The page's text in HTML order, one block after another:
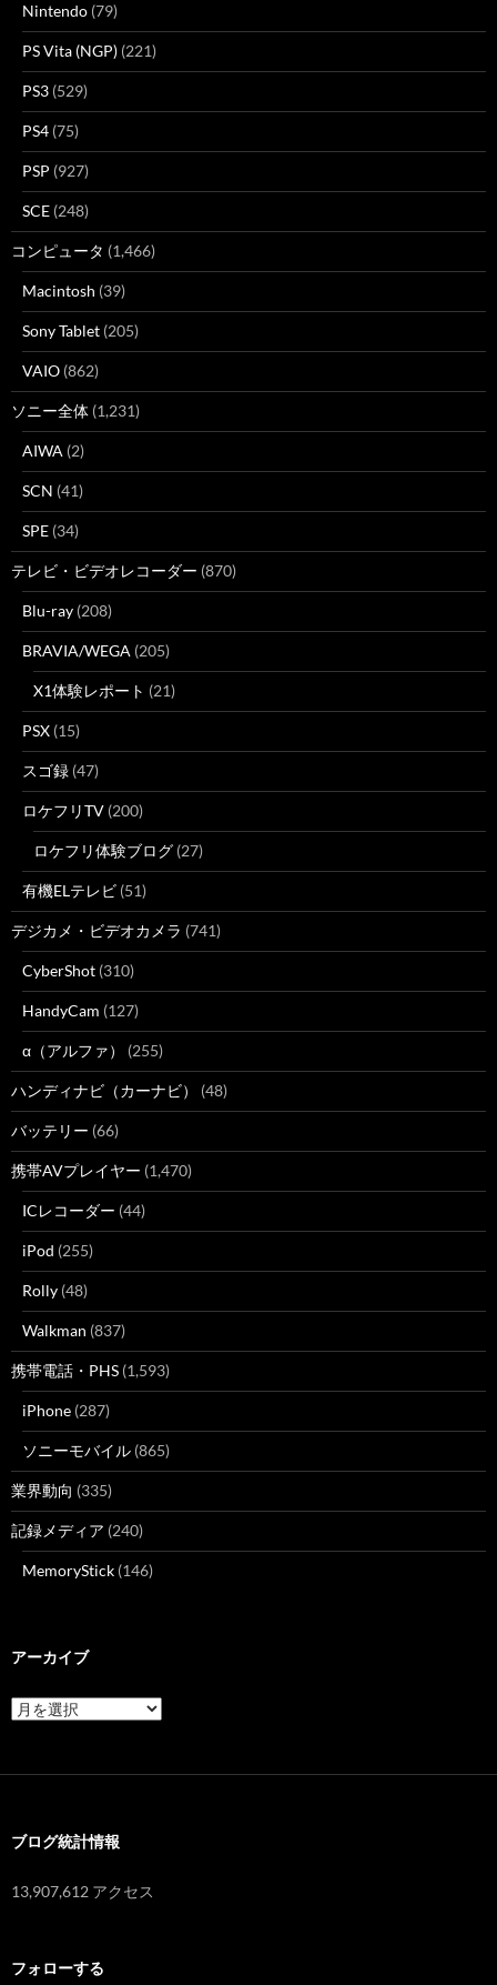
Nintendo (79)
PS Vita (NGP) (221)
PS3 (529)
PS4 (75)
PSP (927)
SCE (248)
コンピュータ (1,466)
Macintosh (39)
Sony Tablet (205)
VAIO (862)
ソニー全体 (1,231)
AIWA (2)
SCN (41)
SPE (34)
テレビ・ビデオレコーダー (870)
Blu-ray (208)
BRAVIA/WEGA (205)
X1体験レポート (21)
PSX (15)
スゴ録 (47)
ロケフリTV (200)
ロケフリ体験ブログ (27)
有機ELテレビ (51)
デジカメ・ビデオカメラ (741)
CyberShot (310)
HandyCam (127)
α（アルファ） (255)
ハンディナビ（カーナビ） (48)
バッテリー (66)
携帯AVプレイヤー (1,470)
ICレコーダー (44)
iPod (255)
Rolly (48)
Walkman (837)
携帯電話・PHS (1,593)
iPhone (287)
ソニーモバイル (865)
業界動向 (335)
記録メディア (240)
MemoryStick (146)
アーカイブ
ア
ー
ブログ統計情報
13,907,612 アクセス
フォローする